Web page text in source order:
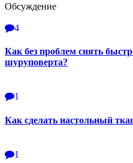
Обсуждение
4
Как без проблем снять
шуруповерта?
1
Как сделать настольный
1